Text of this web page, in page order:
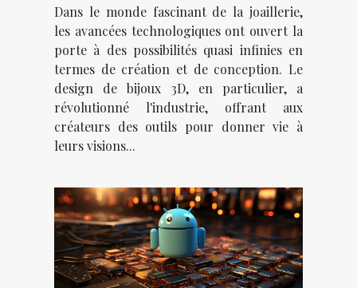
Dans le monde fascinant de la joaillerie,
les avancées technologiques ont ouvert la
porte à des possibilités quasi infinies en
termes de création et de conception. Le
design de bijoux 3D, en particulier, a
révolutionné l'industrie, offrant aux
créateurs des outils pour donner vie à
leurs visions...